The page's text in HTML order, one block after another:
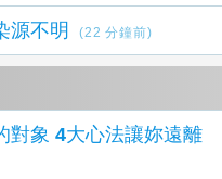
源不明 (22 分鐘前)
對象 4大心法讓妳遠離